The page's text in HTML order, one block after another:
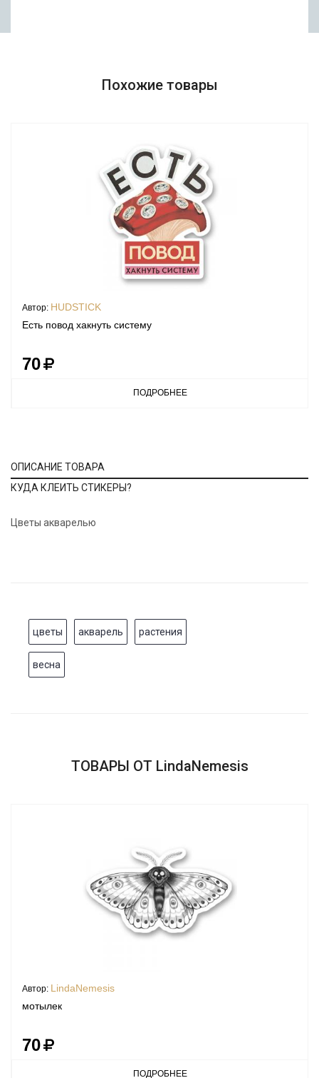
Похожие товары
Автор: HUDSTICK
Есть повод хакнуть систему
70
ПОДРОБНЕЕ
ОПИСАНИЕ ТОВАРА
КУДА КЛЕИТЬ СТИКЕРЫ?
Цветы акварелью
цветы акварель растения
весна
ТОВАРЫ ОТ LindaNemesis
Автор: LindaNemesis
мотылек
70
ПОДРОБНЕЕ